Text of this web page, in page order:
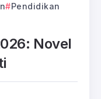
Pendidikan
Novel